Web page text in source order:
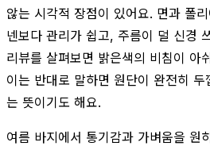
않는 시각적 장점이 있어요. 면과 폴
넨보다 관리가 쉽고, 주름이 덜 신경
리뷰를 살펴보면 밝은색의 비침이 아
이는 반대로 말하면 원단이 완전히
는 뜻이기도 해요.
여름 바지에서 통기감과 가벼움을 원